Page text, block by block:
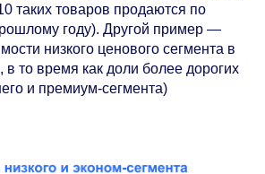
таких товаров продаются по
году). Другой пример —
низкого ценового сегмента в
в то время как доли более дорогих
и премиум-сегмента)